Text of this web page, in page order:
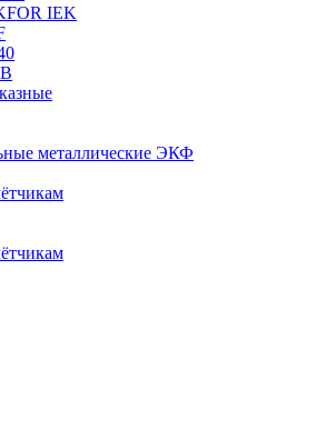
IEK
металлические ЭКФ